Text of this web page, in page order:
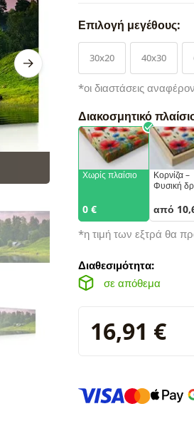
Επιλογή μεγέθους:
30x20 40x30
*οι διαστάσεις
Διακοσμητικό
Χωρίς πλαίσιο
0 €
Κορνίζα –
Φυσική
από
*η τιμή των εξτρά θα
Διαθεσιμότητα:
σε απόθεμα
16,91 €